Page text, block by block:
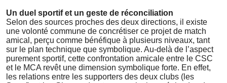
Un duel sportif et un geste de réconciliation
Selon des sources proches des deux directions, il existe
une volonté commune de concrétiser ce projet de match
amical, perçu comme bénéfique à plusieurs niveaux, tant
sur le plan technique que symbolique. Au-delà de l’aspect
purement sportif, cette confrontation amicale entre le CSC
et le MCA revêt une dimension symbolique forte. En effet,
les relations entre les supporters des deux clubs (les